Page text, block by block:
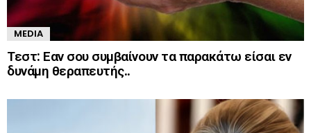
MEDIA
Τεστ: Εαν σου συμβαίνουν τα παρακάτω είσαι εν
δυνάμη θεραπευτής..